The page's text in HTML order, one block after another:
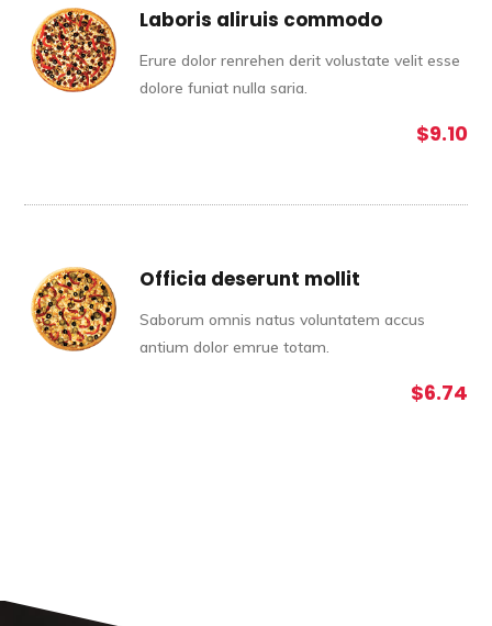
Laboris aliruis commodo
Erure dolor renrehen derit volustate velit esse
dolore funiat nulla saria.
$9.10
Officia deserunt mollit
Saborum omnis natus voluntatem accus
antium dolor emrue totam.
$6.74